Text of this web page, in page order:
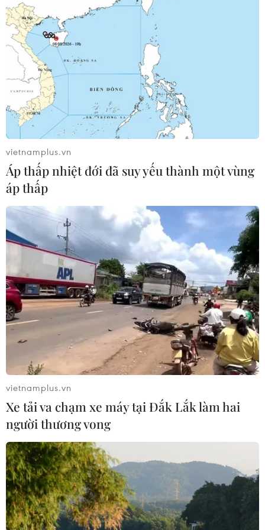
vietnamplus.vn
Áp thấp nhiệt đới đã suy yếu thành một vùng
áp thấp
vietnamplus.vn
Xe tải va chạm xe máy tại Đắk Lắk làm hai
người thương vong